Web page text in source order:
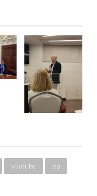
youtube zip